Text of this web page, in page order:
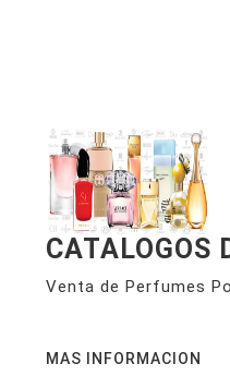
CATALOGOS
Venta de Perfumes
MAS INFORMACION